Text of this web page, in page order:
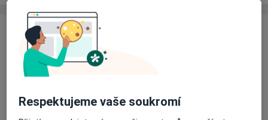
Zkušenosti
Vycházím z akreditované psychoterapeutické metody
Biosyntézy.
mezilidský kontakt. Přináším otevřený, bezpečný a
Respektujeme vaše soukromí